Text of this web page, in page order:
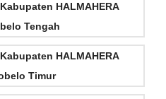
HALMAHERA
Tengah
HALMAHERA
Timur